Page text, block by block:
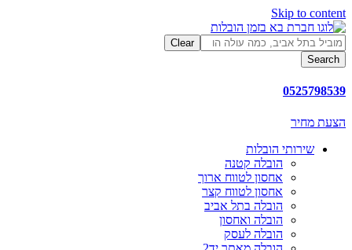
Skip to content
Clear
Search
0525798539
הצעת מחיר
שירותי הובלות
הובלה קטנה
אחסון לטווח ארוך
אחסון לטווח קצר
הובלה בתל אביב
הובלה ואחסון
הובלה לעסק